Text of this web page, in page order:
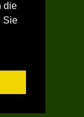
die
Sie